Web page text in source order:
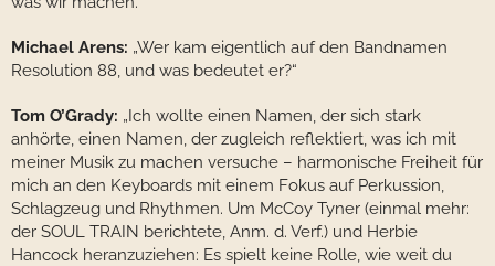
Michael Arens: „Wer kam eigentlich auf den Bandnamen
Resolution 88, und was bedeutet er?“
Tom O’Grady: „Ich wollte einen Namen, der sich stark
anhörte, einen Namen, der zugleich reflektiert, was ich mit
meiner Musik zu machen versuche – harmonische Freiheit für
mich an den Keyboards mit einem Fokus auf Perkussion,
Schlagzeug und Rhythmen. Um McCoy Tyner (einmal mehr:
der SOUL TRAIN berichtete, Anm. d. Verf.) und Herbie
Hancock heranzuziehen: Es spielt keine Rolle, wie weit du